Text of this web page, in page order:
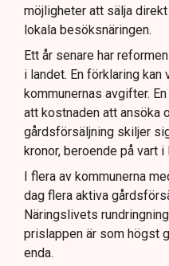
möjligheter att sälja
lokala besöksnäringen.
Ett år senare har
i landet. En förklaring
kommunernas avgifter.
att kostnaden att ansöka
gårdsförsäljning skiljer
kronor, beroende på vart i
I flera av kommunerna
dag flera aktiva
Näringslivets
prislappen är som högst
enda.